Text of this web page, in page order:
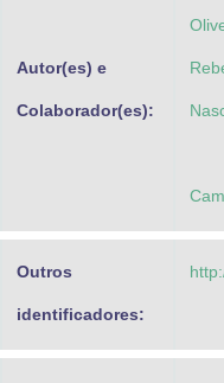
Autor(es) e
Colaborador(es):
Outros
identificadores: